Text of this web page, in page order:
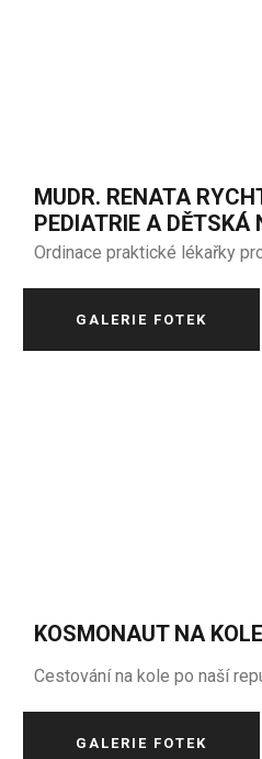
MUDR. RENATA
PEDIATRIE A DĚTSKÁ
Ordinace praktické lékařky
GALERIE FOTEK
KOSMONAUT NA KOLE
Cestování na kole po naší
GALERIE FOTEK